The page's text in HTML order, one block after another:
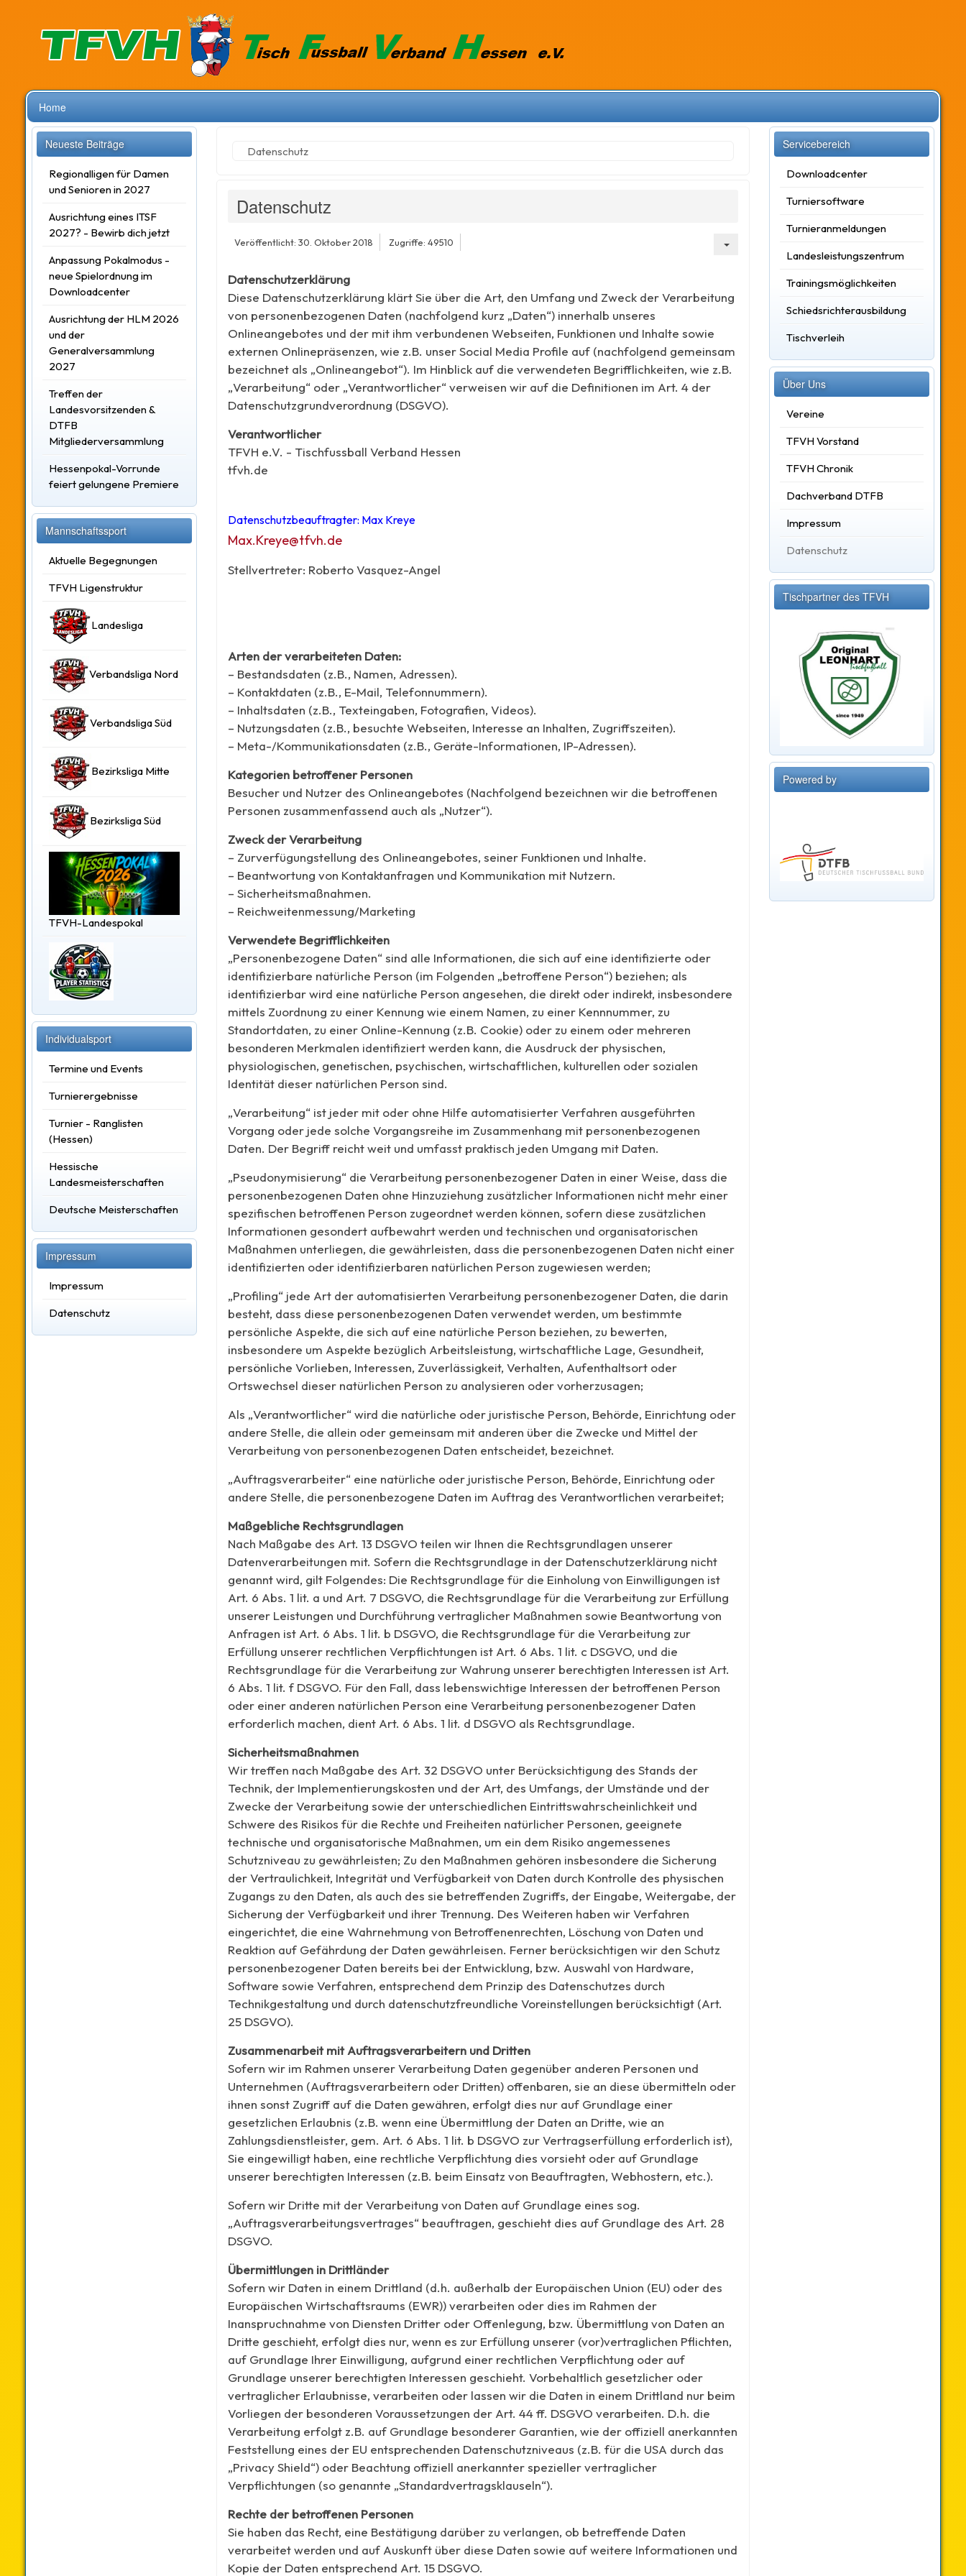
Home
Neueste Beiträge
Regionalligen für Damen
und Senioren in 2027
Ausrichtung eines ITSF
2027? - Bewirb dich jetzt
Anpassung Pokalmodus -
neue Spielordnung im
Downloadcenter
Ausrichtung der HLM 2026
und der
Generalversammlung
2027
Treffen der
Landesvorsitzenden &
DTFB
Mitgliederversammlung
Hessenpokal-Vorrunde
feiert gelungene Premiere
Mannschaftssport
Aktuelle Begegnungen
TFVH Ligenstruktur
Landesliga
Verbandsliga Nord
Verbandsliga Süd
Bezirksliga Mitte
Bezirksliga Süd
TFVH-Landespokal
Individualsport
Termine und Events
Turnierergebnisse
Turnier - Ranglisten
(Hessen)
Hessische
Landesmeisterschaften
Deutsche Meisterschaften
Impressum
Impressum
Datenschutz
Datenschutz
Datenschutz
Veröffentlicht: 30. Oktober 2018 Zugriffe: 49510
Datenschutzerklärung
Diese Datenschutzerklärung klärt Sie über die Art, den Umfang und Zweck der Verarbeitung
von personenbezogenen Daten (nachfolgend kurz „Daten“) innerhalb unseres
Onlineangebotes und der mit ihm verbundenen Webseiten, Funktionen und Inhalte sowie
externen Onlinepräsenzen, wie z.B. unser Social Media Profile auf (nachfolgend gemeinsam
bezeichnet als „Onlineangebot“). Im Hinblick auf die verwendeten Begrifflichkeiten, wie z.B.
„Verarbeitung“ oder „Verantwortlicher“ verweisen wir auf die Definitionen im Art. 4 der
Datenschutzgrundverordnung (DSGVO).
Verantwortlicher
TFVH e.V. - Tischfussball Verband Hessen
tfvh.de
Datenschutzbeauftragter: Max Kreye
Max.Kreye@tfvh.de
Stellvertreter: Roberto Vasquez-Angel
Arten der verarbeiteten Daten:
– Bestandsdaten (z.B., Namen, Adressen).
– Kontaktdaten (z.B., E-Mail, Telefonnummern).
– Inhaltsdaten (z.B., Texteingaben, Fotografien, Videos).
– Nutzungsdaten (z.B., besuchte Webseiten, Interesse an Inhalten, Zugriffszeiten).
– Meta-/Kommunikationsdaten (z.B., Geräte-Informationen, IP-Adressen).
Kategorien betroffener Personen
Besucher und Nutzer des Onlineangebotes (Nachfolgend bezeichnen wir die betroffenen
Personen zusammenfassend auch als „Nutzer“).
Zweck der Verarbeitung
– Zurverfügungstellung des Onlineangebotes, seiner Funktionen und Inhalte.
– Beantwortung von Kontaktanfragen und Kommunikation mit Nutzern.
– Sicherheitsmaßnahmen.
– Reichweitenmessung/Marketing
Verwendete Begrifflichkeiten
„Personenbezogene Daten“ sind alle Informationen, die sich auf eine identifizierte oder
identifizierbare natürliche Person (im Folgenden „betroffene Person“) beziehen; als
identifizierbar wird eine natürliche Person angesehen, die direkt oder indirekt, insbesondere
mittels Zuordnung zu einer Kennung wie einem Namen, zu einer Kennnummer, zu
Standortdaten, zu einer Online-Kennung (z.B. Cookie) oder zu einem oder mehreren
besonderen Merkmalen identifiziert werden kann, die Ausdruck der physischen,
physiologischen, genetischen, psychischen, wirtschaftlichen, kulturellen oder sozialen
Identität dieser natürlichen Person sind.
„Verarbeitung“ ist jeder mit oder ohne Hilfe automatisierter Verfahren ausgeführten
Vorgang oder jede solche Vorgangsreihe im Zusammenhang mit personenbezogenen
Daten. Der Begriff reicht weit und umfasst praktisch jeden Umgang mit Daten.
„Pseudonymisierung“ die Verarbeitung personenbezogener Daten in einer Weise, dass die
personenbezogenen Daten ohne Hinzuziehung zusätzlicher Informationen nicht mehr einer
spezifischen betroffenen Person zugeordnet werden können, sofern diese zusätzlichen
Informationen gesondert aufbewahrt werden und technischen und organisatorischen
Maßnahmen unterliegen, die gewährleisten, dass die personenbezogenen Daten nicht einer
identifizierten oder identifizierbaren natürlichen Person zugewiesen werden;
„Profiling“ jede Art der automatisierten Verarbeitung personenbezogener Daten, die darin
besteht, dass diese personenbezogenen Daten verwendet werden, um bestimmte
persönliche Aspekte, die sich auf eine natürliche Person beziehen, zu bewerten,
insbesondere um Aspekte bezüglich Arbeitsleistung, wirtschaftliche Lage, Gesundheit,
persönliche Vorlieben, Interessen, Zuverlässigkeit, Verhalten, Aufenthaltsort oder
Ortswechsel dieser natürlichen Person zu analysieren oder vorherzusagen;
Als „Verantwortlicher“ wird die natürliche oder juristische Person, Behörde, Einrichtung oder
andere Stelle, die allein oder gemeinsam mit anderen über die Zwecke und Mittel der
Verarbeitung von personenbezogenen Daten entscheidet, bezeichnet.
„Auftragsverarbeiter“ eine natürliche oder juristische Person, Behörde, Einrichtung oder
andere Stelle, die personenbezogene Daten im Auftrag des Verantwortlichen verarbeitet;
Maßgebliche Rechtsgrundlagen
Nach Maßgabe des Art. 13 DSGVO teilen wir Ihnen die Rechtsgrundlagen unserer
Datenverarbeitungen mit. Sofern die Rechtsgrundlage in der Datenschutzerklärung nicht
genannt wird, gilt Folgendes: Die Rechtsgrundlage für die Einholung von Einwilligungen ist
Art. 6 Abs. 1 lit. a und Art. 7 DSGVO, die Rechtsgrundlage für die Verarbeitung zur Erfüllung
unserer Leistungen und Durchführung vertraglicher Maßnahmen sowie Beantwortung von
Anfragen ist Art. 6 Abs. 1 lit. b DSGVO, die Rechtsgrundlage für die Verarbeitung zur
Erfüllung unserer rechtlichen Verpflichtungen ist Art. 6 Abs. 1 lit. c DSGVO, und die
Rechtsgrundlage für die Verarbeitung zur Wahrung unserer berechtigten Interessen ist Art.
6 Abs. 1 lit. f DSGVO. Für den Fall, dass lebenswichtige Interessen der betroffenen Person
oder einer anderen natürlichen Person eine Verarbeitung personenbezogener Daten
erforderlich machen, dient Art. 6 Abs. 1 lit. d DSGVO als Rechtsgrundlage.
Sicherheitsmaßnahmen
Wir treffen nach Maßgabe des Art. 32 DSGVO unter Berücksichtigung des Stands der
Technik, der Implementierungskosten und der Art, des Umfangs, der Umstände und der
Zwecke der Verarbeitung sowie der unterschiedlichen Eintrittswahrscheinlichkeit und
Schwere des Risikos für die Rechte und Freiheiten natürlicher Personen, geeignete
technische und organisatorische Maßnahmen, um ein dem Risiko angemessenes
Schutzniveau zu gewährleisten; Zu den Maßnahmen gehören insbesondere die Sicherung
der Vertraulichkeit, Integrität und Verfügbarkeit von Daten durch Kontrolle des physischen
Zugangs zu den Daten, als auch des sie betreffenden Zugriffs, der Eingabe, Weitergabe, der
Sicherung der Verfügbarkeit und ihrer Trennung. Des Weiteren haben wir Verfahren
eingerichtet, die eine Wahrnehmung von Betroffenenrechten, Löschung von Daten und
Reaktion auf Gefährdung der Daten gewährleisen. Ferner berücksichtigen wir den Schutz
personenbezogener Daten bereits bei der Entwicklung, bzw. Auswahl von Hardware,
Software sowie Verfahren, entsprechend dem Prinzip des Datenschutzes durch
Technikgestaltung und durch datenschutzfreundliche Voreinstellungen berücksichtigt (Art.
25 DSGVO).
Zusammenarbeit mit Auftragsverarbeitern und Dritten
Sofern wir im Rahmen unserer Verarbeitung Daten gegenüber anderen Personen und
Unternehmen (Auftragsverarbeitern oder Dritten) offenbaren, sie an diese übermitteln oder
ihnen sonst Zugriff auf die Daten gewähren, erfolgt dies nur auf Grundlage einer
gesetzlichen Erlaubnis (z.B. wenn eine Übermittlung der Daten an Dritte, wie an
Zahlungsdienstleister, gem. Art. 6 Abs. 1 lit. b DSGVO zur Vertragserfüllung erforderlich ist),
Sie eingewilligt haben, eine rechtliche Verpflichtung dies vorsieht oder auf Grundlage
unserer berechtigten Interessen (z.B. beim Einsatz von Beauftragten, Webhostern, etc.).
Sofern wir Dritte mit der Verarbeitung von Daten auf Grundlage eines sog.
„Auftragsverarbeitungsvertrages“ beauftragen, geschieht dies auf Grundlage des Art. 28
DSGVO.
Übermittlungen in Drittländer
Sofern wir Daten in einem Drittland (d.h. außerhalb der Europäischen Union (EU) oder des
Europäischen Wirtschaftsraums (EWR)) verarbeiten oder dies im Rahmen der
Inanspruchnahme von Diensten Dritter oder Offenlegung, bzw. Übermittlung von Daten an
Dritte geschieht, erfolgt dies nur, wenn es zur Erfüllung unserer (vor)vertraglichen Pflichten,
auf Grundlage Ihrer Einwilligung, aufgrund einer rechtlichen Verpflichtung oder auf
Grundlage unserer berechtigten Interessen geschieht. Vorbehaltlich gesetzlicher oder
vertraglicher Erlaubnisse, verarbeiten oder lassen wir die Daten in einem Drittland nur beim
Vorliegen der besonderen Voraussetzungen der Art. 44 ff. DSGVO verarbeiten. D.h. die
Verarbeitung erfolgt z.B. auf Grundlage besonderer Garantien, wie der offiziell anerkannten
Feststellung eines der EU entsprechenden Datenschutzniveaus (z.B. für die USA durch das
„Privacy Shield“) oder Beachtung offiziell anerkannter spezieller vertraglicher
Verpflichtungen (so genannte „Standardvertragsklauseln“).
Rechte der betroffenen Personen
Sie haben das Recht, eine Bestätigung darüber zu verlangen, ob betreffende Daten
verarbeitet werden und auf Auskunft über diese Daten sowie auf weitere Informationen und
Kopie der Daten entsprechend Art. 15 DSGVO.
Servicebereich
Downloadcenter
Turniersoftware
Turnieranmeldungen
Landesleistungszentrum
Trainingsmöglichkeiten
Schiedsrichterausbildung
Tischverleih
Über Uns
Vereine
TFVH Vorstand
TFVH Chronik
Dachverband DTFB
Impressum
Datenschutz
Tischpartner des TFVH
Powered by